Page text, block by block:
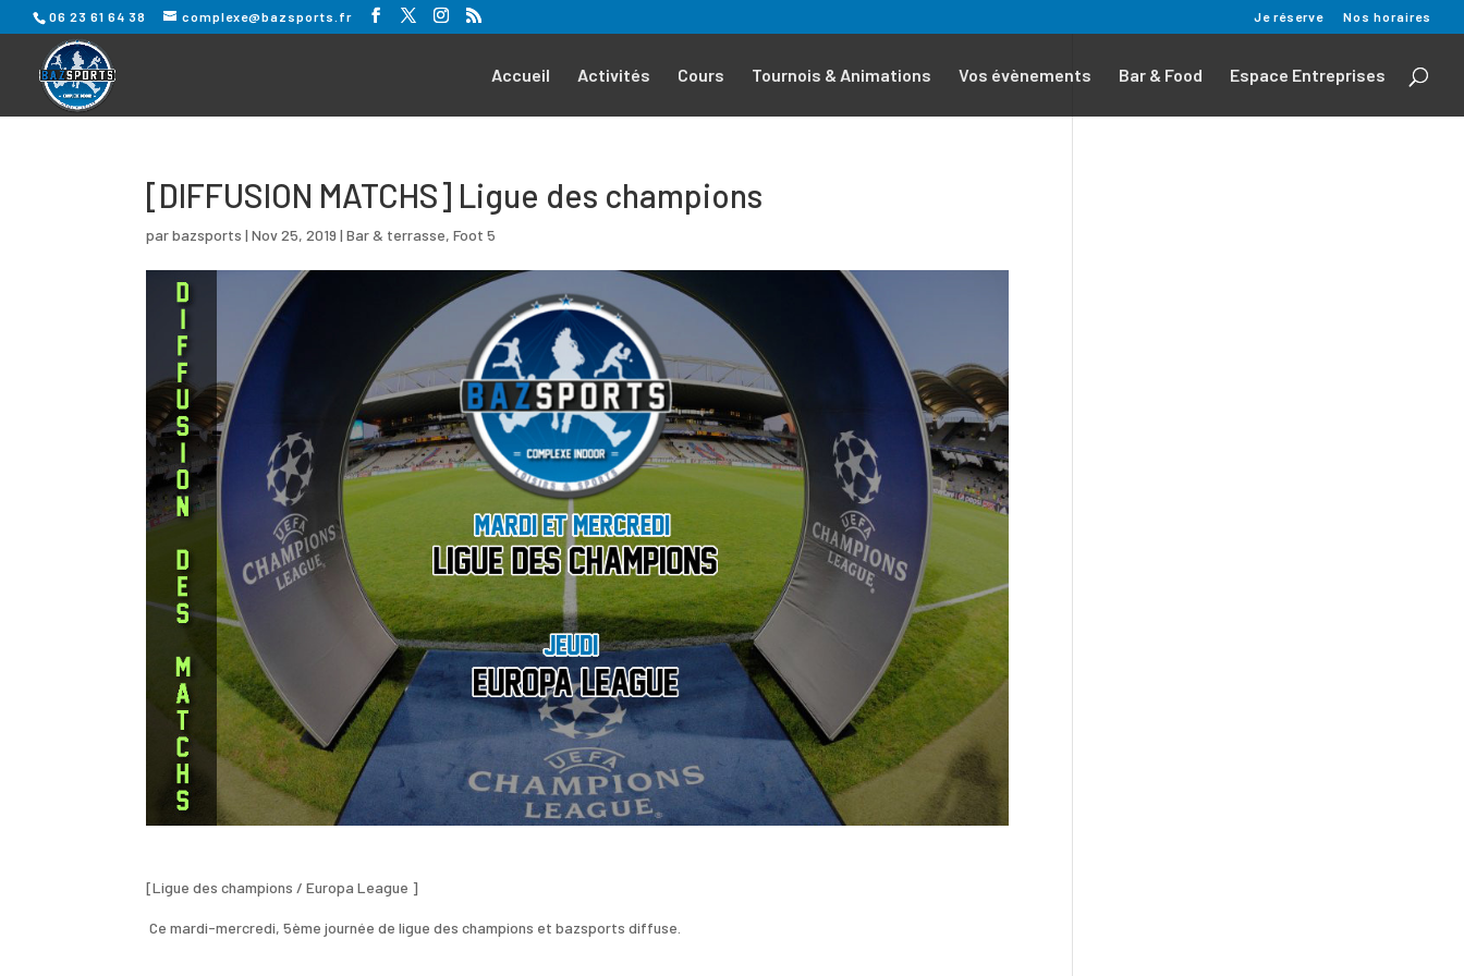
06 23 61 64 38 complexe@bazsports.fr Je réserve Nos horaires
Accueil Activités Cours Tournois & Animations Vos évènements Bar & Food Espace Entreprises
[DIFFUSION MATCHS] Ligue des champions
parbazsports |Nov 25, 2019 |Bar & terrasse,Foot 5
[Ligue des champions / Europa League ]
Ce mardi-mercredi, 5ème journée de ligue des champions et bazsports diffuse.